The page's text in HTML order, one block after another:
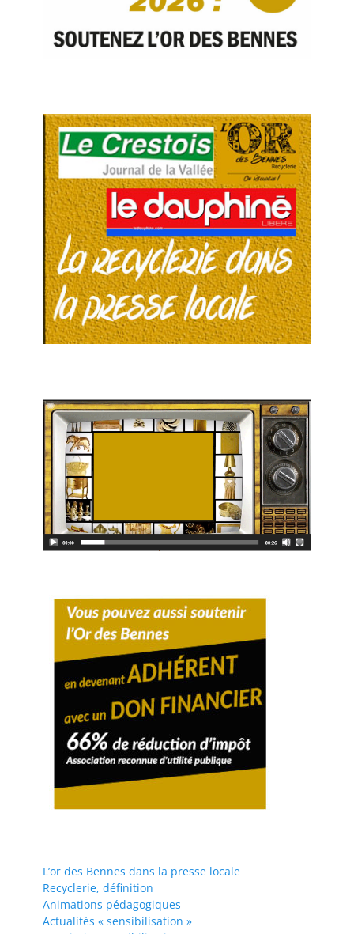
L’or des Bennes dans la presse locale
Recyclerie, définition
Animations pédagogiques
Actualités « sensibilisation »